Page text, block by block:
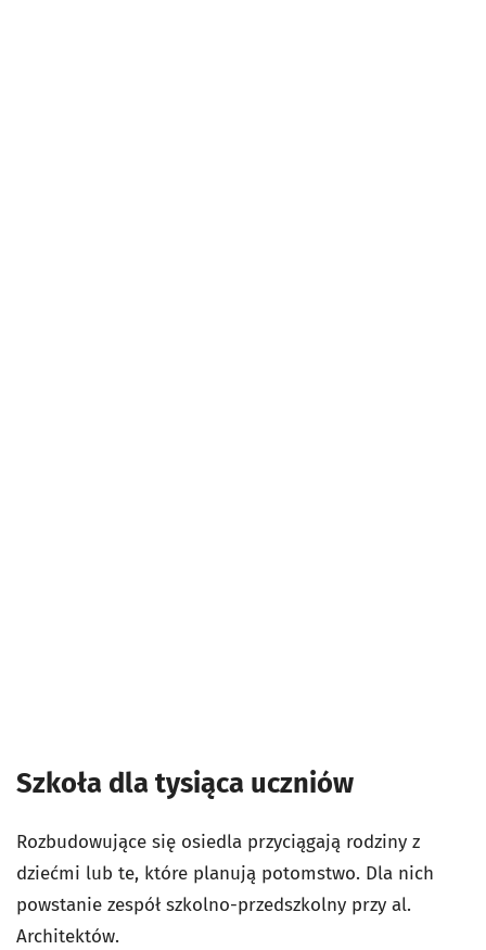
Szkoła dla tysiąca uczniów
Rozbudowujące się osiedla przyciągają rodziny z
dziećmi lub te, które planują potomstwo. Dla nich
powstanie zespół szkolno-przedszkolny przy al.
Architektów.